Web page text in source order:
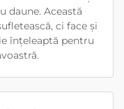
daune. Această
ci face și
înțeleaptă pentru